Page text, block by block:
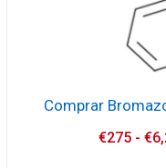
Comprar
€275- €